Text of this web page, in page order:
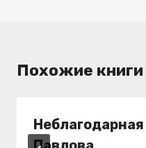
Похожие книги